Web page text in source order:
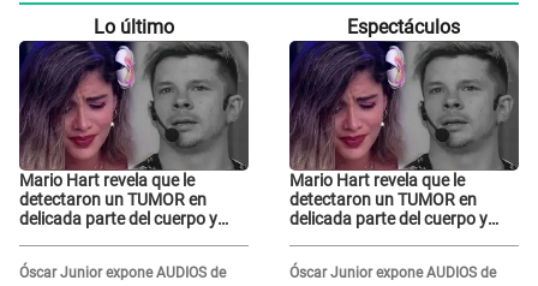
Lo último
Mario Hart revela que le
detectaron un TUMOR en
delicada parte del cuerpo y
Óscar Junior expone AUDIOS de
Espectáculos
Mario Hart revela que le
detectaron un TUMOR en
delicada parte del cuerpo y
Óscar Junior expone AUDIOS de